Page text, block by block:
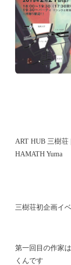
ART HUB 三樹
HAMATH Yuma
三樹荘初企画イ
第一回目の作家
くんです